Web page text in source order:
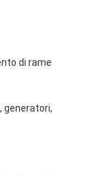
di rame
generatori,